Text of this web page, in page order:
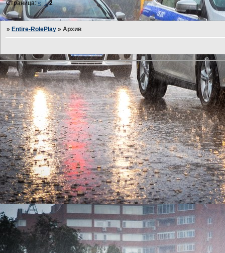
Страница:« 1 2
» Entire-RolePlay »Архив